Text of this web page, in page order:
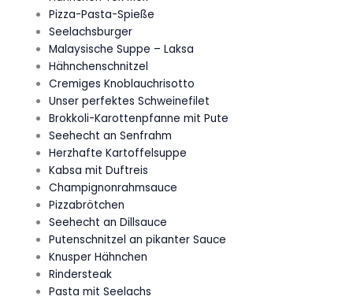
Pizza-Pasta-Spieße
Seelachsburger
Malaysische Suppe – Laksa
Hähnchenschnitzel
Cremiges Knoblauchrisotto
Unser perfektes Schweinefilet
Brokkoli-Karottenpfanne mit Pute
Seehecht an Senfrahm
Herzhafte Kartoffelsuppe
Kabsa mit Duftreis
Champignonrahmsauce
Pizzabrötchen
Seehecht an Dillsauce
Putenschnitzel an pikanter Sauce
Knusper Hähnchen
Rindersteak
Pasta mit Seelachs